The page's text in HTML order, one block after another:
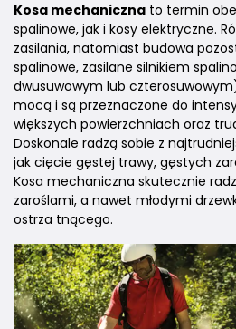
Kosa mechaniczna to termin
spalinowe, jak i kosy elektryczne.
zasilania, natomiast budowa
spalinowe, zasilane silnikiem
dwusuwowym lub
mocą i są przeznaczone do
większych powierzchniach oraz
Doskonale radzą sobie z
jak cięcie gęstej trawy, gęstych
Kosa mechaniczna skutecznie
zaroślami, a nawet młodymi
ostrza tnącego.